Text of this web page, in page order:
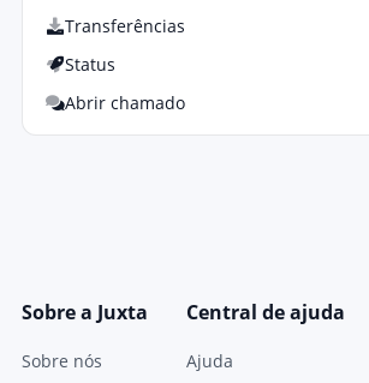
Transferências
Status
Abrir chamado
Sobre a Juxta
Sobre nós
Central de ajuda
Ajuda